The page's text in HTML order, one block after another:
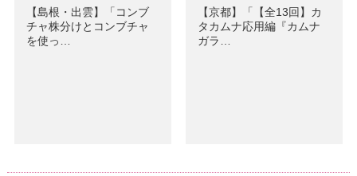
【島根・出雲】「コンブ
チャ株分けとコンブチャ
を使っ…
【京都】「【全13回】カ
タカムナ応用編『カムナ
ガラ…